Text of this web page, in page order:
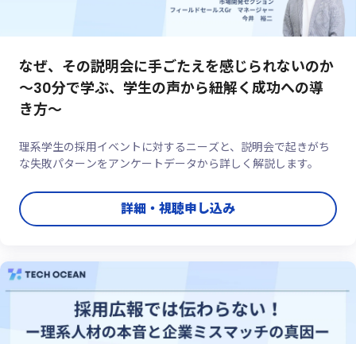
なぜ、その説明会に手ごたえを感じられないのか
～30分で学ぶ、学生の声から紐解く成功への導
き方～
理系学生の採用イベントに対するニーズと、説明会で起きがち
な失敗パターンをアンケートデータから詳しく解説します。
詳細・視聴申し込み